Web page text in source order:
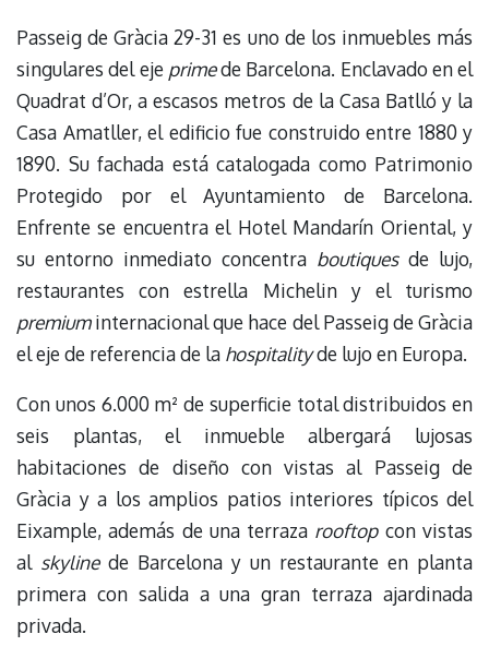
Passeig de Gràcia 29-31 es uno de los inmuebles más
singulares del eje primede Barcelona. Enclavado en el
Quadrat d’Or, a escasos metros de la Casa Batlló y la
Casa Amatller, el edificio fue construido entre 1880 y
1890. Su fachada está catalogada como Patrimonio
Protegido por el Ayuntamiento de Barcelona.
Enfrente se encuentra el Hotel Mandarín Oriental, y
su entorno inmediato concentra boutiquesde lujo,
restaurantes con estrella Michelin y el turismo
premiuminternacional que hace del Passeig de Gràcia
el eje de referencia de la hospitalityde lujo en Europa.
Con unos 6.000 m² de superficie total distribuidos en
seis plantas, el inmueble albergará lujosas
habitaciones de diseño con vistas al Passeig de
Gràcia y a los amplios patios interiores típicos del
Eixample, además de una terraza rooftopcon vistas
alskylinede Barcelona y un restaurante en planta
primera con salida a una gran terraza ajardinada
privada.